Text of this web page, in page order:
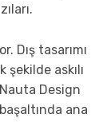
Dış tasarımı
şekilde askılı
Design
ana